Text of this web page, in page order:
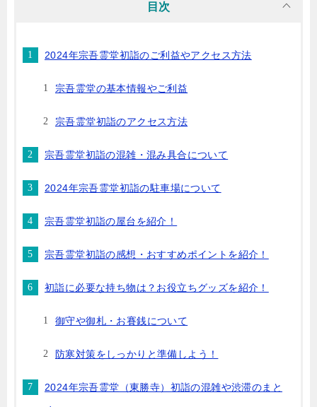
目次
2024年宗吾霊堂初詣のご利益やアクセス方法
宗吾霊堂の基本情報やご利益
宗吾霊堂初詣のアクセス方法
宗吾霊堂初詣の混雑・混み具合について
2024年宗吾霊堂初詣の駐車場について
宗吾霊堂初詣の屋台を紹介！
宗吾霊堂初詣の感想・おすすめポイントを紹介！
初詣に必要な持ち物は？お役立ちグッズを紹介！
御守や御札・お賽銭について
防寒対策をしっかりと準備しよう！
2024年宗吾霊堂（東勝寺）初詣の混雑や渋滞のまと